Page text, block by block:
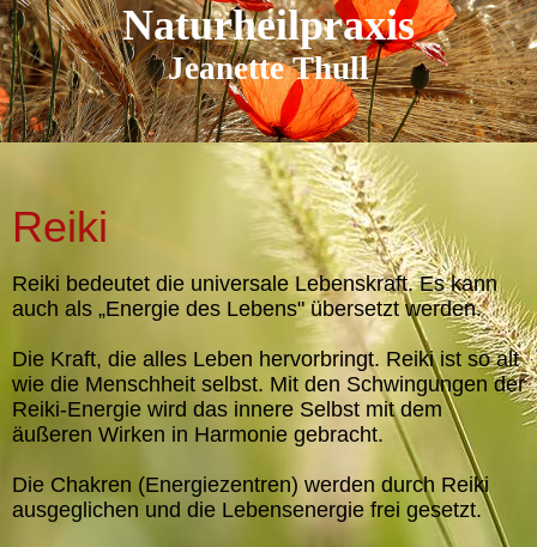
Naturheilpraxis
Jeanette Thull
Reiki
Reiki bedeutet die universale Lebenskraft. Es kann
auch als „Energie des Lebens" übersetzt werden.
Die Kraft, die alles Leben hervorbringt. Reiki ist so alt
wie die Menschheit selbst. Mit den Schwingungen der
Reiki-Energie wird das innere Selbst mit dem
äußeren Wirken in Harmonie gebracht.
Die Chakren (Energiezentren) werden durch Reiki
ausgeglichen und die Lebensenergie frei gesetzt.